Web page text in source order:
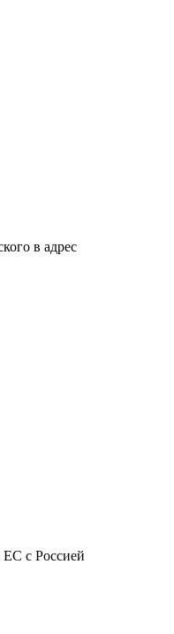
в адрес
с Россией